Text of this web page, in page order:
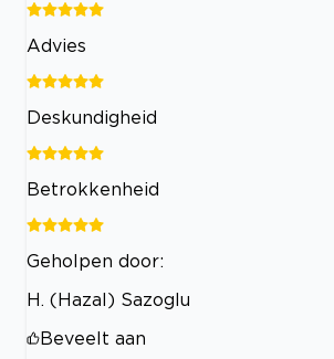
Advies
Deskundigheid
Betrokkenheid
Geholpen door:
H. (Hazal) Sazoglu
Beveelt aan